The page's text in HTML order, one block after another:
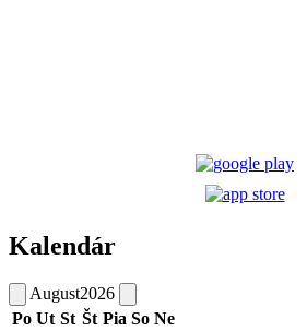
Kalendár
August2026
Po Ut St Št Pia So Ne